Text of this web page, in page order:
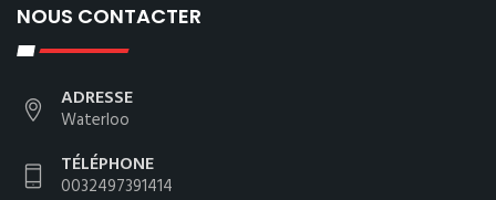
NOUS CONTACTER
ADRESSE
Waterloo
TÉLÉPHONE
0032497391414